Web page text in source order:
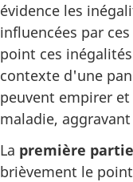
évidence les
influencées par
point ces
contexte d'une
peuvent empirer
maladie,
La première partie
brièvement le point